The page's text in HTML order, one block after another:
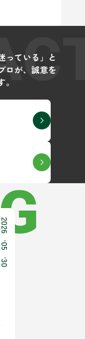
っている」と
ロが、誠意を
2026
05
30